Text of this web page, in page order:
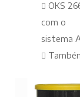
 OKS
com o
sistema
